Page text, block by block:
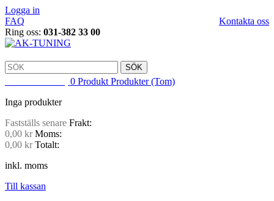
Logga in
Kontakta oss
FAQ
Ring oss: 031-382 33 00
SÖK
0 Produkt Produkter (Tom)
Inga produkter
Fastställs senare Frakt:
0,00 kr Moms:
0,00 kr Totalt:
inkl. moms
Till kassan